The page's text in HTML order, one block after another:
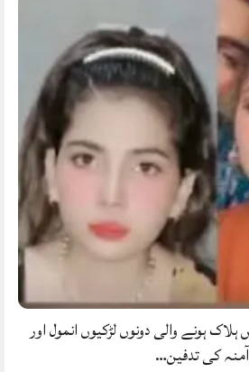
ہونے والی دونوں لڑکیوں انمول اور
آمنہ کی تدفین…